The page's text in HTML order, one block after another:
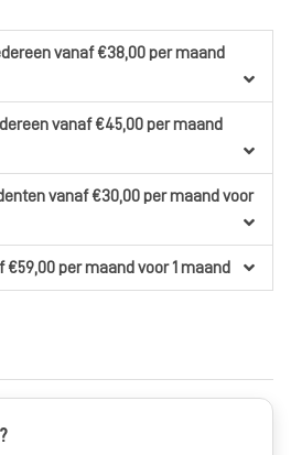
vanaf €38,00per maand
vanaf €45,00per maand
vanaf €30,00per maand voor
€59,00per maand voor 1 maand